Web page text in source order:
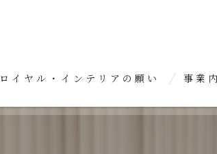
ロイヤル・インテリアの願い 事業